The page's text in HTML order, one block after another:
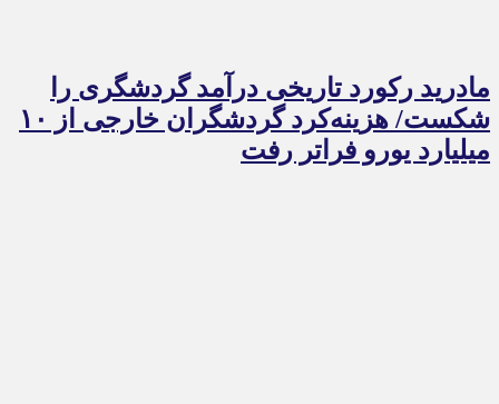
مادرید رکورد تاریخی درآمد گردشگری را
شکست/ هزینه‌کرد گردشگران خارجی از ۱۰
میلیارد یورو فراتر رفت